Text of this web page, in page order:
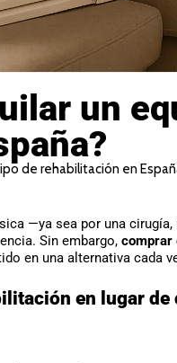
un
de rehabilitación en
—ya sea por una
Sin embargo, comprar
en una alternativa cada
en lugar de